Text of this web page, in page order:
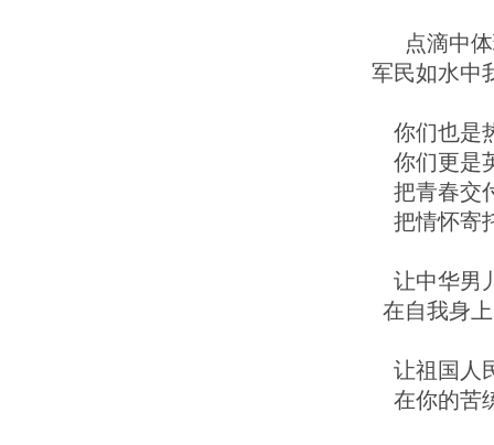
点滴中
军民如水中
你们也是
你们更是
把青春交
把情怀寄
让中华男
在自我身
让祖国人
在你的苦